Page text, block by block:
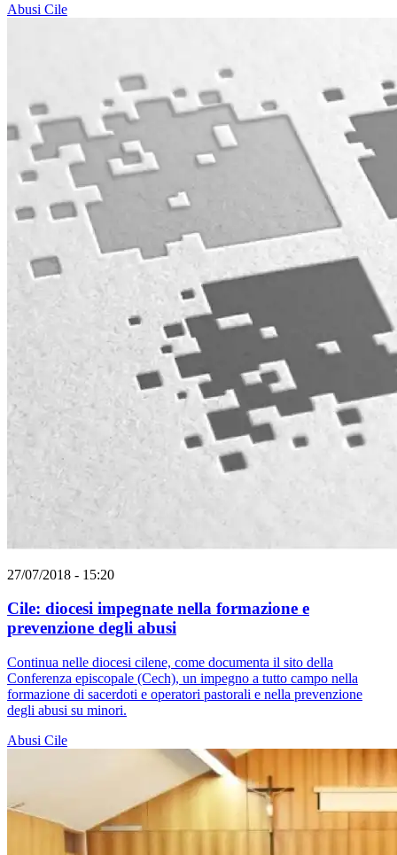
Abusi Cile
27/07/2018 - 15:20
Cile: diocesi impegnate nella formazione e
prevenzione degli abusi
Continua nelle diocesi cilene, come documenta il sito della
Conferenza episcopale (Cech), un impegno a tutto campo nella
formazione di sacerdoti e operatori pastorali e nella prevenzione
degli abusi su minori.
Abusi Cile